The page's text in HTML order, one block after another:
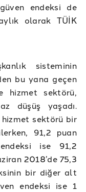
endeksi de
olarak TÜİK
sisteminin
bu yana geçen
hizmet sektörü,
düşüş yaşadı.
hizmet sektörü bir
91,2 puan
ise 91,2
2018’de 75,3
bir diğer alt
endeksi ise 1